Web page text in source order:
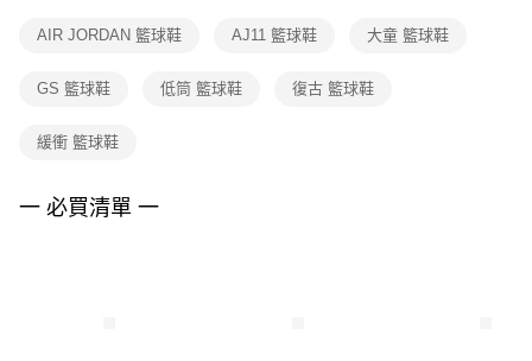
１．透過由恩沛科技股份有限公司提供之「AFTEE先享後付」服務完成之交
權轉讓予恩沛科技股份有限公司。
３．未成年的使用者請事先徵得法定代理人或監護人之同意方可使用
４．使用「AFTEE先享後付」時，將依據個別帳號之用戶狀況，依本公司即
AIR JORDAN 籃球鞋 AJ11 籃球鞋 大童 籃球鞋
GS 籃球鞋 低筒 籃球鞋 復古 籃球鞋
緩衝 籃球鞋
一 必買清單 一